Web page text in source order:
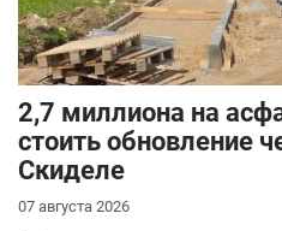
2,7 миллиона на
стоить обновление
Скиделе
07 августа 2026